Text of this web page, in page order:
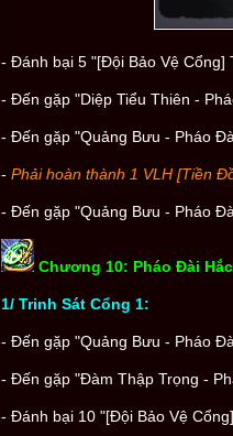
- Đánh bại 5 "[Đội Bảo Vệ Cổng]
- Đến gặp "Diệp Tiểu Thiên -
- Đến gặp "Quảng Bưu - Pháo
-Phải hoàn thành 1 VLH [Tiền
- Đến gặp "Quảng Bưu - Pháo
Chương 10: Pháo Đài
1/ Trinh Sát Cổng 1:
- Đến gặp "Quảng Bưu - Pháo
- Đến gặp "Đàm Thập Trọng -
- Đánh bại 10 "[Đội Bảo Vệ